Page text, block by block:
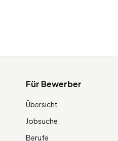
Für Bewerber
Übersicht
Jobsuche
Berufe